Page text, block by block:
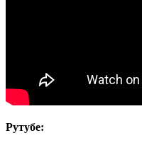
Рутубе: